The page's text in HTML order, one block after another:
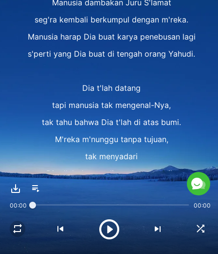
Manusia dambakan Juru S'lamat
seg'ra kembali berkumpul dengan m'reka.
Manusia harap Dia buat karya penebusan lagi
s'perti yang Dia buat di tengah orang Yahudi.
Dia t'lah datang
tapi manusia tak mengenal-Nya,
tak tahu bahwa Dia t'lah di atas bumi.
M'reka m'nunggu tanpa tujuan,
tak menyadari
Dia t'lah datang di atas awan putih.
Awan adalah Roh Tuhan serta firman-Nya,
s'luruh watak-Nya, s'luruh diri-Nya.
Dia s'karang di antara para pemenang
yang dibentuk-Nya s'lama akhir zaman ini.
00:00 00:00